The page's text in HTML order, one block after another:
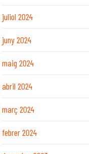
juliol 2024
juny 2024
maig 2024
abril 2024
març 2024
febrer 2024